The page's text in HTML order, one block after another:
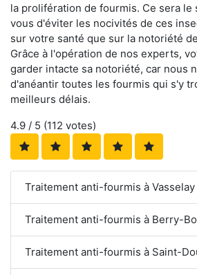
la prolifération de fourmis. Ce sera le
vous d'éviter les nocivités de ces
sur votre santé que sur la notoriété
Grâce à l'opération de nos experts,
garder intacte sa notoriété, car nous
d'anéantir toutes les fourmis qui s'y
meilleurs délais.
4.9 / 5 (112 votes)
Traitement anti-fourmis à Vasselay
Traitement anti-fourmis à Berry-
Traitement anti-fourmis à Saint-